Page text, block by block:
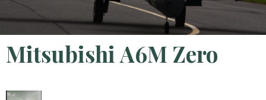
Mitsubishi A6M Zero